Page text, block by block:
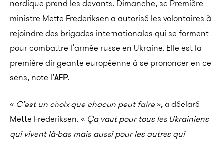
nordique prend les devants. Dimanche, sa Première
ministre Mette Frederiksen a autorisé les volontaires à
rejoindre des brigades internationales qui se forment
pour combattre l’armée russe en Ukraine. Elle est la
première dirigeante européenne à se prononcer en ce
sens, note l’AFP.
« C’est un choix que chacun peut faire», a déclaré
Mette Frederiksen. « Ça vaut pour tous les Ukrainiens
qui vivent là-bas mais aussi pour les autres qui